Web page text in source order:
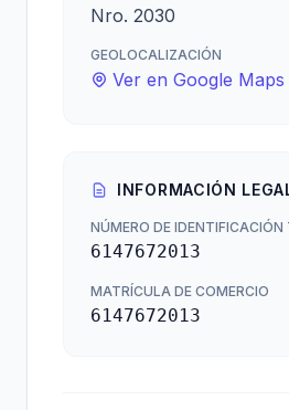
Nro. 2030
GEOLOCALIZACIÓN
Ver en Google Maps
INFORMACIÓN
NÚMERO DE
6147672013
MATRÍCULA DE COMERCIO
6147672013